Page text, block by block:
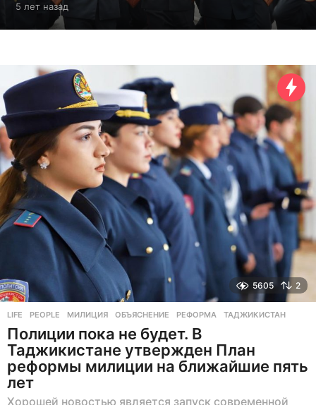
5 лет назад
е
а
з
а
д
5605 2
LIFE ,PEOPLE МИЛИЦИЯ ,ОБЪЯСНЕНИЕ ,РЕФОРМА ,ТАДЖИКИСТАН
Полиции пока не будет. В
Таджикистане утвержден План
реформы милиции на ближайшие пять
лет
Хорошей новостью является запуск современной